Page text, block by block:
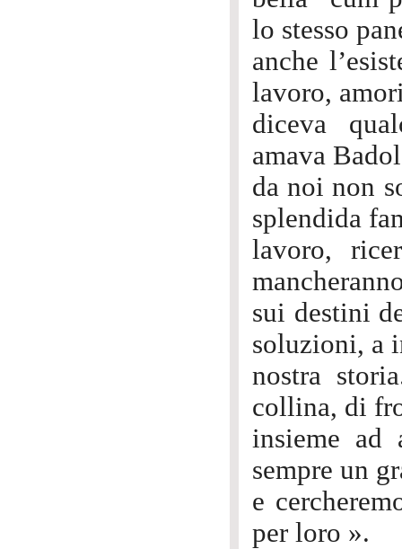
lo stesso
anche
lavoro,
diceva
amava
da noi non
splendida
lavoro,
sui destini
soluzioni, a
nostra
collina, di
insieme ad
sempre un
e
per loro ».